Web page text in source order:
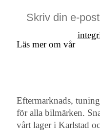
Läs mer om vår
Eftermarknads,
för alla bilmärken.
vårt lager i Karlstad